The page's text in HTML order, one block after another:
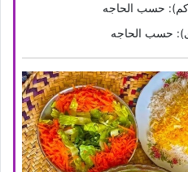
حسب الحاجه
حسب الحاجه